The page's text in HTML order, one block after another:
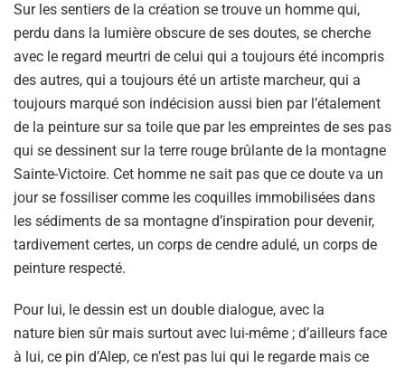
Sur les sentiers de la création se trouve un homme qui,
perdu dans la lumière obscure de ses doutes, se cherche
avec le regard meurtri de celui qui a toujours été incompris
des autres, qui a toujours été un artiste marcheur, qui a
toujours marqué son indécision aussi bien par l’étalement
de la peinture sur sa toile que par les empreintes de ses pas
qui se dessinent sur la terre rouge brûlante de la montagne
Sainte-Victoire. Cet homme ne sait pas que ce doute va un
jour se fossiliser comme les coquilles immobilisées dans
les sédiments de sa montagne d’inspiration pour devenir,
tardivement certes, un corps de cendre adulé, un corps de
peinture respecté.
Pour lui, le dessin est un double dialogue, avec la
nature bien sûr mais surtout avec lui-même ; d’ailleurs face
à lui, ce pin d’Alep, ce n’est pas lui qui le regarde mais ce